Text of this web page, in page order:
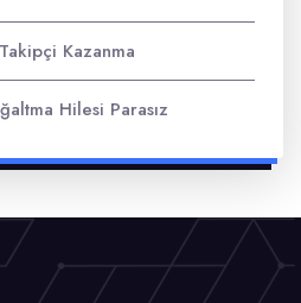
Kazanma
Hilesi Parasız